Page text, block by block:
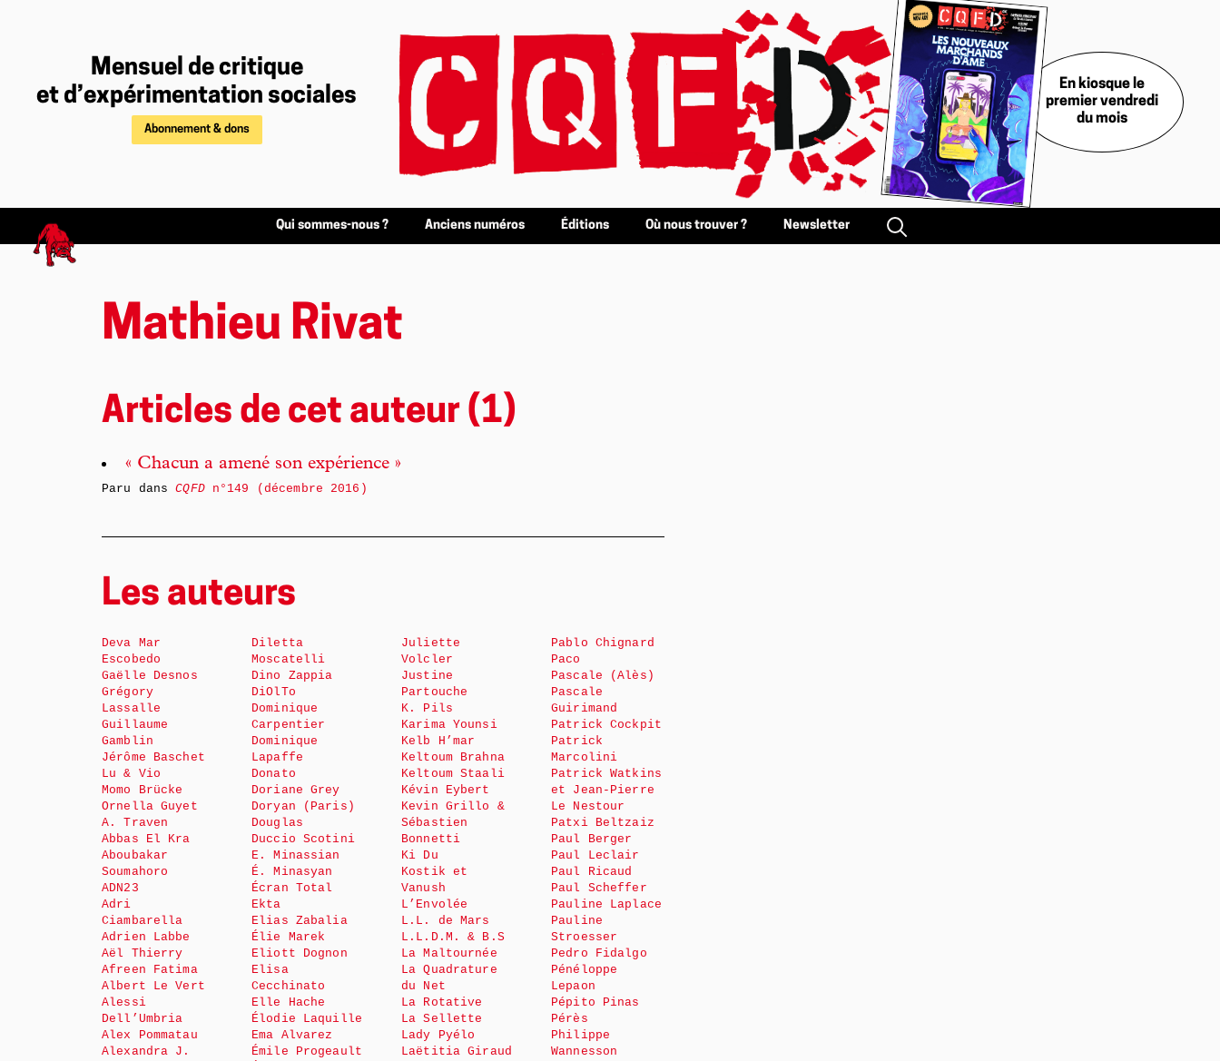
Mensuel de critique
et d’expérimentation sociales
Abonnement & dons
En kiosque le
premier vendredi
du mois
Qui sommes-nous ? Anciens numéros Éditions Où nous trouver ? Newsletter
Mathieu Rivat
Articles de cet auteur (1)
« Chacun a amené son expérience »
Paru dansCQFDn°149 (décembre 2016)
Les auteurs
Deva Mar
Escobedo
Gaëlle Desnos
Grégory
Lassalle
Guillaume
Gamblin
Jérôme Baschet
Lu & Vio
Momo Brücke
Ornella Guyet
A. Traven
Abbas El Kra
Aboubakar
Soumahoro
ADN23
Adri
Ciambarella
Adrien Labbe
Aël Thierry
Afreen Fatima
Albert Le Vert
Alessi
Dell’Umbria
Alex Pommatau
Alexandra J.
Diletta
Moscatelli
Dino Zappia
DiOlTo
Dominique
Carpentier
Dominique
Lapaffe
Donato
Doriane Grey
Doryan (Paris)
Douglas
Duccio Scotini
E. Minassian
É. Minasyan
Écran Total
Ekta
Elias Zabalia
Élie Marek
Eliott Dognon
Elisa
Cecchinato
Elle Hache
Élodie Laquille
Ema Alvarez
Émile Progeault
Juliette
Volcler
Justine
Partouche
K. Pils
Karima Younsi
Kelb H’mar
Keltoum Brahna
Keltoum Staali
Kévin Eybert
Kevin Grillo &
Sébastien
Bonnetti
Ki Du
Kostik et
Vanush
L’Envolée
L.L. de Mars
L.L.D.M. & B.S
La Maltournée
La Quadrature
du Net
La Rotative
La Sellette
Lady Pyélo
Laëtitia Giraud
Pablo Chignard
Paco
Pascale (Alès)
Pascale
Guirimand
Patrick Cockpit
Patrick
Marcolini
Patrick Watkins
et Jean-Pierre
Le Nestour
Patxi Beltzaiz
Paul Berger
Paul Leclair
Paul Ricaud
Paul Scheffer
Pauline Laplace
Pauline
Stroesser
Pedro Fidalgo
Pénéloppe
Lepaon
Pépito Pinas
Pérès
Philippe
Wannesson